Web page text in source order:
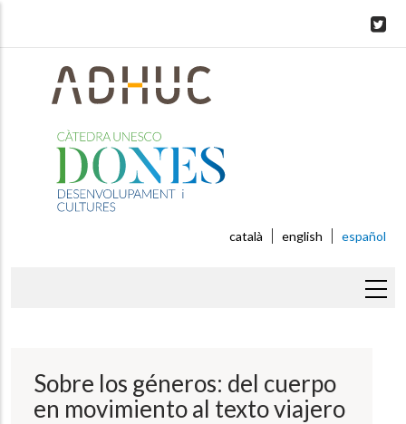
català english español
ayudaSobre los géneros: del cuerpo
en movimiento al texto viajero